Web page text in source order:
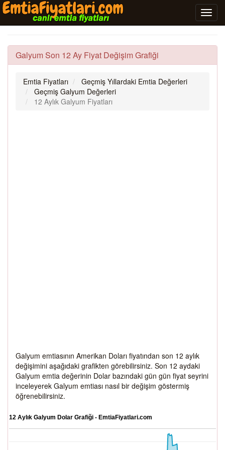
Galyum Son 12 Ay Fiyat Değişim Grafiği
Emtia Fiyatları
Geçmiş Yıllardaki Emtia Değerleri
Geçmiş Galyum Değerleri
12 Aylık Galyum Fiyatları
Galyum emtiasının Amerikan Doları fiyatından son 12 aylık
değişimini aşağıdaki grafikten görebilirsiniz. Son 12 aydaki
Galyum emtia değerinin Dolar bazındaki gün gün fiyat seyrini
inceleyerek Galyum emtiası nasıl bir değişim göstermiş
öğrenebilirsiniz.
12 Aylık Galyum Dolar Grafiği - EmtiaFiyatlari.com